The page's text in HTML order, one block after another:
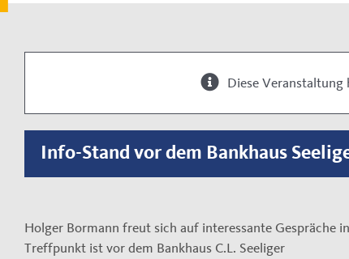
Diese
Info-Stand vor dem Bankhaus
Holger Bormann freut sich auf interessante Gespräche
Treffpunkt ist vor dem Bankhaus C.L. Seeliger